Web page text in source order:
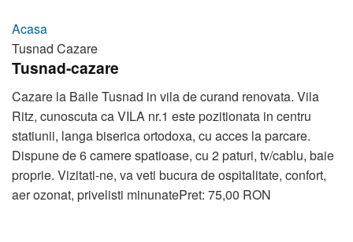
Acasa
Tusnad Cazare
Tusnad-cazare
Cazare la Baile Tusnad in vila de curand renovata. Vila
Ritz, cunoscuta ca VILA nr.1 este pozitionata in centru
statiunii, langa biserica ortodoxa, cu acces la parcare.
Dispune de 6 camere spatioase, cu 2 paturi, tv/cablu, baie
proprie. Vizitati-ne, va veti bucura de ospitalitate, confort,
aer ozonat, privelisti minunatePret: 75,00 RON